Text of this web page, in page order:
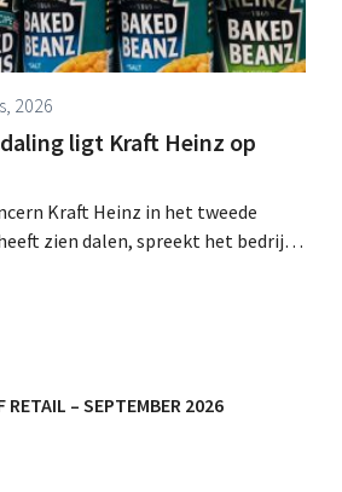
2026
ligt Kraft Heinz op
Kraft Heinz in het tweede
zien dalen, spreekt het bedrijf
RETAIL – SEPTEMBER 2026